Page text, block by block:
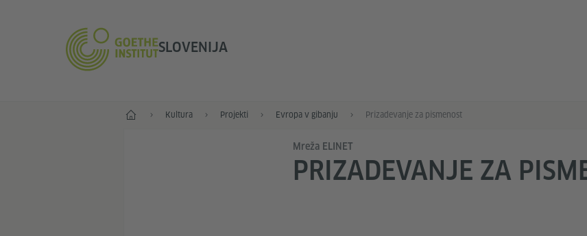
SLOVENIJA
Začetek Kultura Projekti Evropa v gibanju Prizadevanje za pismenost
Mreža ELINET
PRIZADEVANJE ZA